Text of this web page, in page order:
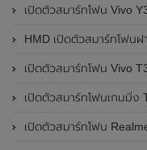
เปิดตัวสมาร์ทโฟน Vivo Y300 Pro อย่างเป็นทางการแล้วในประ
HMD เปิดตัวสมาร์ทโฟนฝาพับได้
เปิดตัวสมาร์ทโฟน Vivo T3
เปิดตัวสมาร์ทโฟนเกมมิ่ง TECNO
เปิดตัวสมาร์ทโฟน Realme 13